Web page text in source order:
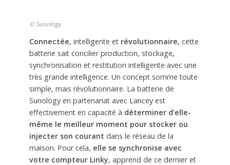
© Sunology
Connectée, intelligente et révolutionnaire, cette
batterie sait concilier production, stockage,
synchronisation et restitution intelligente avec une
très grande intelligence. Un concept somme toute
simple, mais révolutionnaire. La batterie de
Sunology en partenariat avec Lancey est
effectivement en capacité à déterminer d’elle-
même le meilleur moment pour stocker ou
injecter son courant dans le réseau de la
maison. Pour cela, elle se synchronise avec
votre compteur Linky, apprend de ce dernier et